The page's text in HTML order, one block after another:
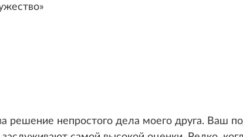
решение непростого дела моего друга. Ваш